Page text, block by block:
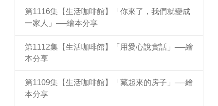
第1116集【生活咖啡館】「你來了，我們就變成
一家人」──繪本分享
第1112集【生活咖啡館】「用愛心說實話」──繪
本分享
第1109集【生活咖啡館】「藏起來的房子」──繪
本分享